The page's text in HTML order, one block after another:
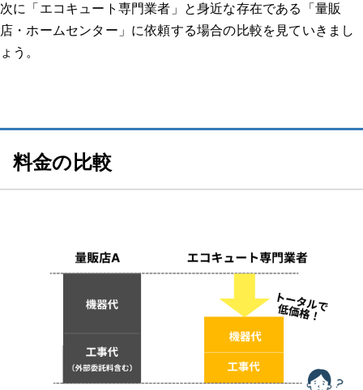
体験談1：エコキュート 神奈川｜12年使用したエコキュートの修理部品
の供給が困難なため、後継機に交換した。｜エコキュート マンション
業者、作業員の対応はいかがでしたか？修理交換後は問題なく使
体験談2：エコキュート 千葉｜本体の圧力センサーに深刻な不具合が発
次に「エコキュート専門業者」と身近な存在である「量販
店・ホームセンター」に依頼する場合の比較を見ていきまし
ょう。
料金の比較